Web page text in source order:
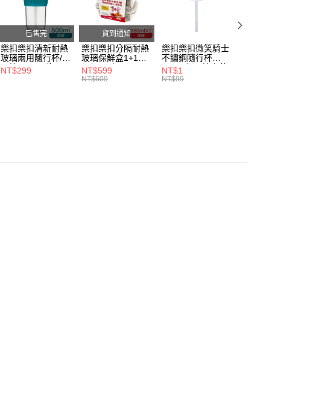
完成交易。
3.實際核准額度、可分期數及費用金額請依後續交易確認頁面所載為準。
4.訂單成立30分鐘內，如未前往確認交易或遇審核未通過，訂單將自動取
消。如遇「轉專審核」未通過狀況，表示未達大哥付你分期系統評分，恕
無法說明評估內容。
【繳款方式說明】
1.分期款項不併入電信帳單，「大哥付你分期」於每月結算日後寄送繳費提
運送方式
付款後全家取貨
每筆NT$80，滿NT$888(含以上)免運費
付款後7-11取貨
已售完
樂扣樂扣清新耐熱
玻璃兩用隨行杯/附
吸管/500ml/綠
(LLG699DGRN)
NT$299
貨到通知
樂扣樂扣分隔耐熱
玻璃保鮮盒1+1絕
配組/長方
形/950ml(LLG445
NT$599
NT$609
樂扣樂扣微笑騎士
不鏽鋼隨行杯
540ml細吸管上蓋
(不含提把及濾網)/
NT$1
NT$99